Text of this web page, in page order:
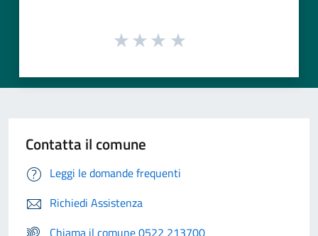
Contatta il comune
Leggi le domande frequenti
Richiedi Assistenza
Chiama il comune 0522 213700